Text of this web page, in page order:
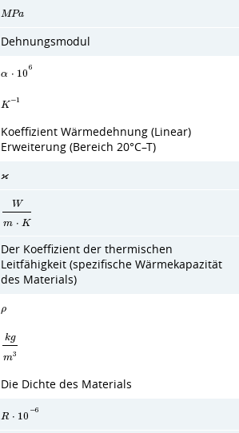
MPa
Dehnungsmodul
α ⋅ 10
6
K−1
Koeffizient Wärmedehnung (Linear)
Erweiterung (Bereich 20°C–T)
ϰ
W
m ⋅ K
Der Koeffizient der thermischen
Leitfähigkeit (spezifische Wärmekapazität
des Materials)
ρ
kg
m3
Die Dichte des Materials
R ⋅ 10
−6